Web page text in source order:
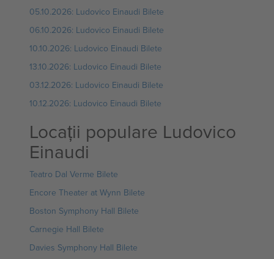
05.10.2026: Ludovico Einaudi Bilete
06.10.2026: Ludovico Einaudi Bilete
10.10.2026: Ludovico Einaudi Bilete
13.10.2026: Ludovico Einaudi Bilete
03.12.2026: Ludovico Einaudi Bilete
10.12.2026: Ludovico Einaudi Bilete
Locații populare Ludovico
Einaudi
Teatro Dal Verme Bilete
Encore Theater at Wynn Bilete
Boston Symphony Hall Bilete
Carnegie Hall Bilete
Davies Symphony Hall Bilete